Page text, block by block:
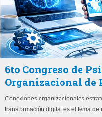
6to Congreso de
Organizacional de
Conexiones organizacionales
transformación digital es el tema de